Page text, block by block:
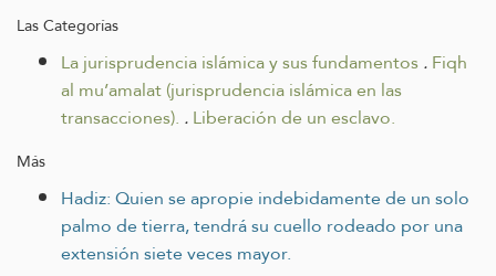
Las Categorías
La jurisprudencia islámica y sus fundamentos.Fiqh
al mu’amalat (jurisprudencia islámica en las
transacciones). .Liberación de un esclavo.
Más
Hadiz: Quien se apropie indebidamente de un solo
palmo de tierra, tendrá su cuello rodeado por una
extensión siete veces mayor.